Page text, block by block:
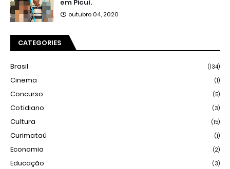
em Picuí.
outubro 04, 2020
CATEGORIES
Brasil (134)
Cinema (1)
Concurso (5)
Cotidiano (3)
Cultura (15)
Curimataú (1)
Economia (2)
Educação (3)